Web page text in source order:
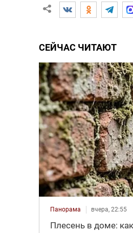
СЕЙЧАС ЧИТАЮТ
Панорама вчера, 22:55
Плесень в доме: